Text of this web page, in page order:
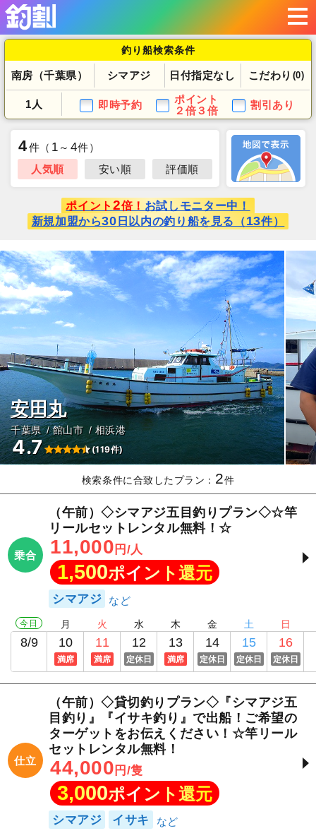
釣り船検索条件
南房（千葉県） シマアジ 日付指定なし こだわり (0)
1人 即時予約
ポイント
２倍３倍
割引あり
4件 （ 1 ～ 4件）
人気順
安い順 評価順
ポイント 2倍！ お試しモニター中！
新規加盟から30 日以内の釣り船を見る（13件）
安田丸
千葉県 館山市 相浜港
4.7 (119件)
検索条件に合致したプラン： 2件
乗合
（午前）◇シマアジ五目釣りプラン◇☆竿
リールセットレンタル無料！☆
11,000 円/人
1,500ポイント還元
シマアジ
今日
8/9
月
10
満席
火
11
満席
水
12
定休日
木
13
満席
金
14
定休日
土
15
定休日
日
16
定休日
仕立
（午前）◇貸切釣りプラン◇『シマアジ五
目釣り』『イサキ釣り』で出船！ご希望の
ターゲットをお伝えください！☆竿リール
セットレンタル無料！
44,000 円/隻
3,000ポイント還元
シマアジ イサキ